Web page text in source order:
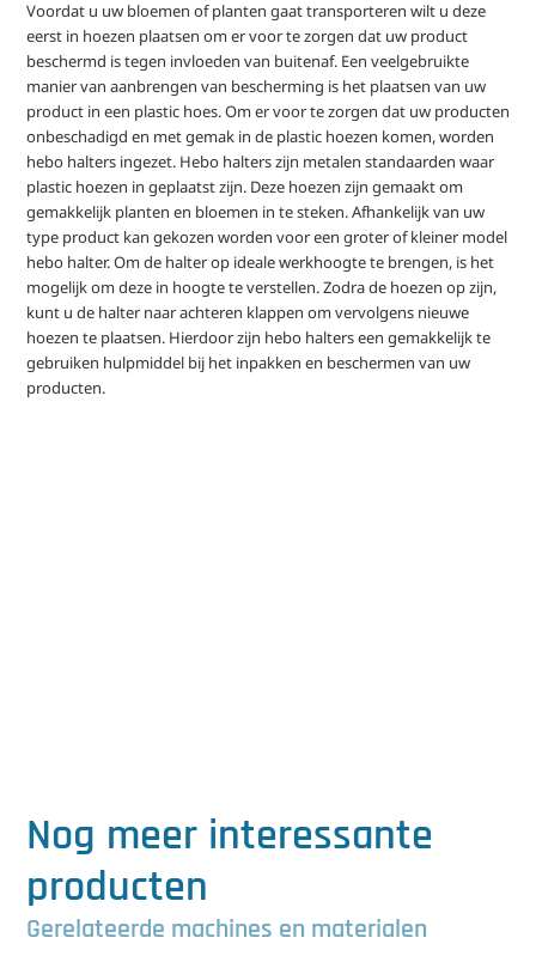
Voordat u uw bloemen of planten gaat transporteren wilt u deze
eerst in hoezen plaatsen om er voor te zorgen dat uw product
beschermd is tegen invloeden van buitenaf. Een veelgebruikte
manier van aanbrengen van bescherming is het plaatsen van uw
product in een plastic hoes. Om er voor te zorgen dat uw producten
onbeschadigd en met gemak in de plastic hoezen komen, worden
hebo halters ingezet. Hebo halters zijn metalen standaarden waar
plastic hoezen in geplaatst zijn. Deze hoezen zijn gemaakt om
gemakkelijk planten en bloemen in te steken. Afhankelijk van uw
type product kan gekozen worden voor een groter of kleiner model
hebo halter. Om de halter op ideale werkhoogte te brengen, is het
mogelijk om deze in hoogte te verstellen. Zodra de hoezen op zijn,
kunt u de halter naar achteren klappen om vervolgens nieuwe
hoezen te plaatsen. Hierdoor zijn hebo halters een gemakkelijk te
gebruiken hulpmiddel bij het inpakken en beschermen van uw
producten.
Nog meer interessante
producten
Gerelateerde machines en materialen